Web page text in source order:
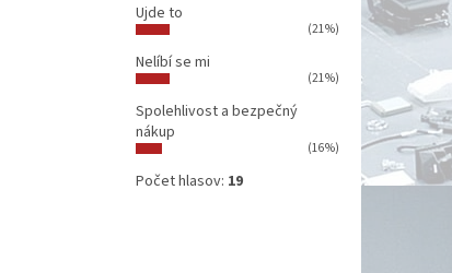
Ujde to
(21%)
Nelíbí se mi
(21%)
Spolehlivost a bezpečný
nákup
(16%)
Počet hlasov: 19